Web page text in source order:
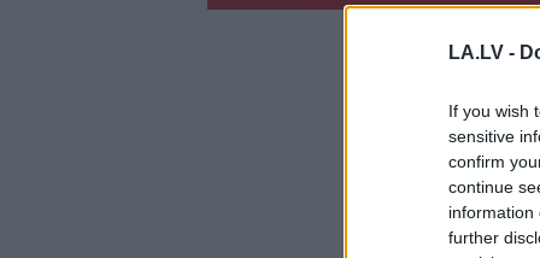
LA.LV -
If you wish
sensitive
confirm
continue
information
further